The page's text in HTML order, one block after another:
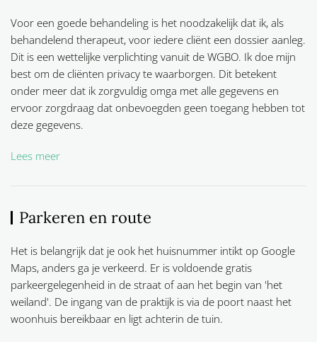
Voor een goede behandeling is het noodzakelijk dat ik, als
behandelend therapeut, voor iedere cliënt een dossier aanleg.
Dit is een wettelijke verplichting vanuit de WGBO. Ik doe mijn
best om de cliënten privacy te waarborgen. Dit betekent
onder meer dat ik zorgvuldig omga met alle gegevens en
ervoor zorgdraag dat onbevoegden geen toegang hebben tot
deze gegevens.
Lees meer
Parkeren en route
Het is belangrijk dat je ook het huisnummer intikt op Google
Maps, anders ga je verkeerd. Er is voldoende gratis
parkeergelegenheid in de straat of aan het begin van 'het
weiland'. De ingang van de praktijk is via de poort naast het
woonhuis bereikbaar en ligt achterin de tuin.